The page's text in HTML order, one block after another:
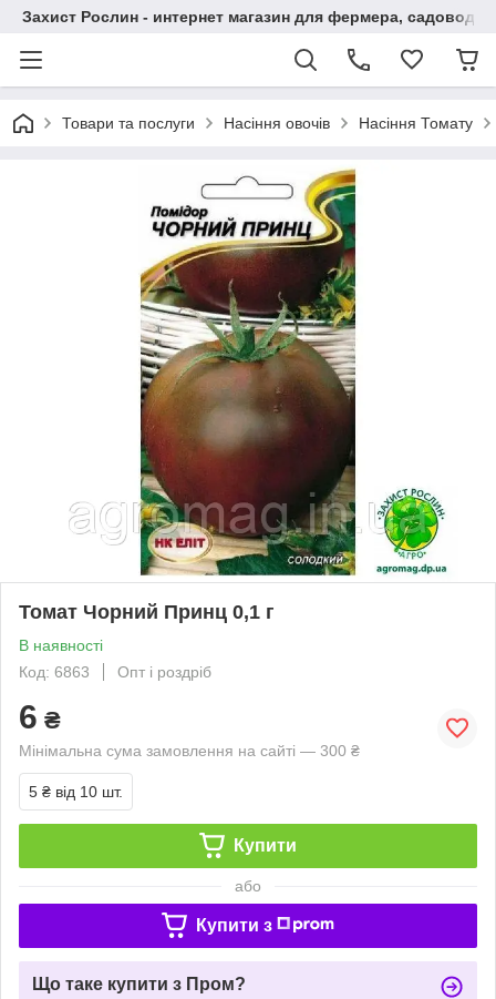
Захист Рослин - интернет магазин для фермера,
Товари та послуги Насіння овочів Насіння Томату
Томат Чорний Принц 0,1 г
В наявності
Код: 6863
Опт і роздріб
6 ₴
Мінімальна сума замовлення на сайті — 300 ₴
5 ₴ від 10 шт.
Купити
або
Купити з
Що таке купити з Пром?